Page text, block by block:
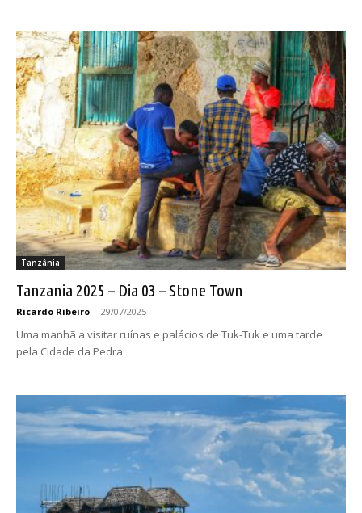
Tanzânia
Tanzania 2025 – Dia 03 – Stone Town
Ricardo Ribeiro - 29/07/2025
Uma manhã a visitar ruínas e palácios de Tuk-Tuk e uma tarde
pela Cidade da Pedra.